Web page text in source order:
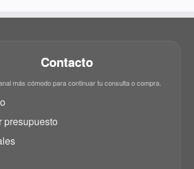
Contacto
más cómodo para continuar tu consulta o compra.
presupuesto